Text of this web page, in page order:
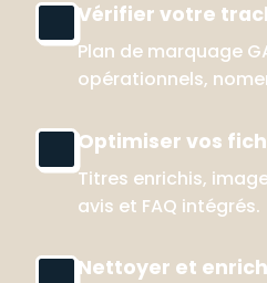
Vérifier votre
Plan de marquage
opérationnels,
Optimiser vos
Titres enrichis,
avis et FAQ intégrés.
Nettoyer et